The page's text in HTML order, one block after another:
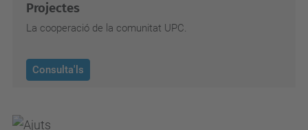
Projectes
La cooperació de la comunitat UPC.
Consulta'ls